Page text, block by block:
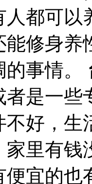
人都可以
修身养
事情。
是一些
不好，
里有钱
便宜的